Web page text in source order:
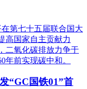
第七十五届联合国大
高国家自主贡献力
二氧化碳排放力争于
年前实现碳中和。
“GC国铁01”首